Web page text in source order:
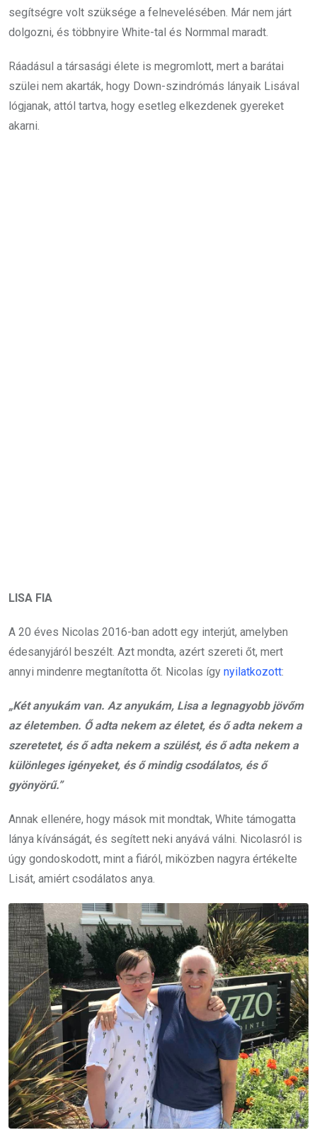
segítségre volt szüksége a felnevelésében. Már nem járt
dolgozni, és többnyire White-tal és Normmal maradt.
Ráadásul a társasági élete is megromlott, mert a barátai
szülei nem akarták, hogy Down-szindrómás lányaik Lisával
lógjanak, attól tartva, hogy esetleg elkezdenek gyereket
akarni.
LISA FIA
A 20 éves Nicolas 2016-ban adott egy interjút, amelyben
édesanyjáról beszélt. Azt mondta, azért szereti őt, mert
annyi mindenre megtanította őt. Nicolas így nyilatkozott:
„Két anyukám van. Az anyukám, Lisa a legnagyobb jövőm
az életemben. Ő adta nekem az életet, és ő adta nekem a
szeretetet, és ő adta nekem a szülést, és ő adta nekem a
különleges igényeket, és ő mindig csodálatos, és ő
gyönyörű.”
Annak ellenére, hogy mások mit mondtak, White támogatta
lánya kívánságát, és segített neki anyává válni. Nicolasról is
úgy gondoskodott, mint a fiáról, miközben nagyra értékelte
Lisát, amiért csodálatos anya.